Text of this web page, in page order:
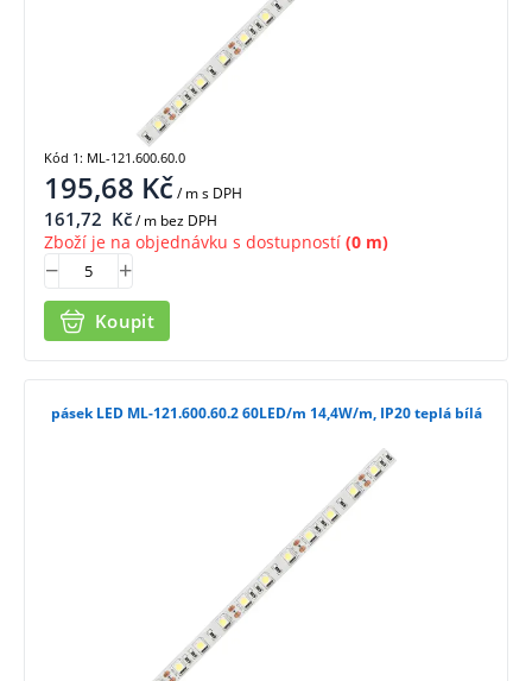
195,68 Kč/ ms DPH
161,72 Kč/ m bez DPH
Zboží je na objednávku s dostupností (0 m)
Koupit
Kód 1: ML-121.600.60.0
pásek LED ML-121.600.60.2 60LED/m 14,4W/m, IP20 teplá bílá